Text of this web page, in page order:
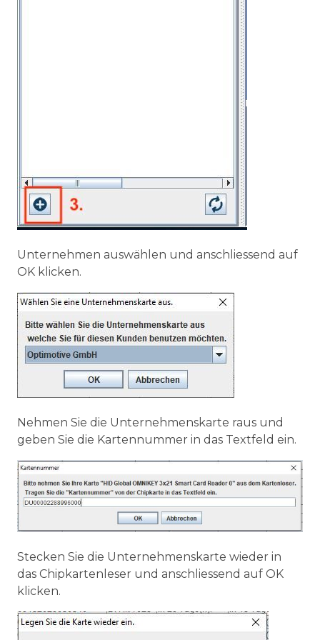
Unternehmen auswählen und anschliessend auf
OK klicken.
Nehmen Sie die Unternehmenskarte raus und
geben Sie die Kartennummer in das Textfeld ein.
Stecken Sie die Unternehmenskarte wieder in
das Chipkartenleser und anschliessend auf OK
klicken.